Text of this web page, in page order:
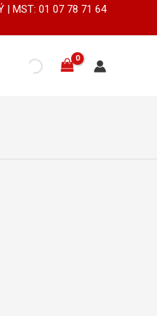
| MST: 01 07 78 71 64